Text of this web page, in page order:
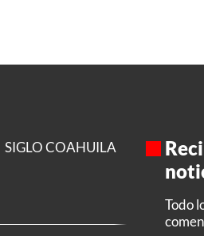
SIGLO COAHUILA
Todo